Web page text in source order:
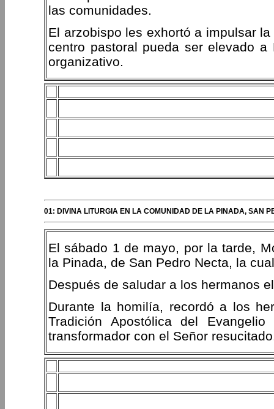
las comunidades.
El arzobispo les exhortó a impulsar
centro pastoral pueda ser elevado
organizativo.
01: DIVINA LITURGIA EN LA COMUNIDAD DE LA PINADA, SAN
El sábado 1 de mayo, por la tarde,
la Pinada, de San Pedro Necta, la
Después de saludar a los hermanos
Durante la homilía, recordó a los
Tradición Apostólica del
transformador con el Señor